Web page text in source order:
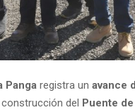
Panga registra un avance
del Puente